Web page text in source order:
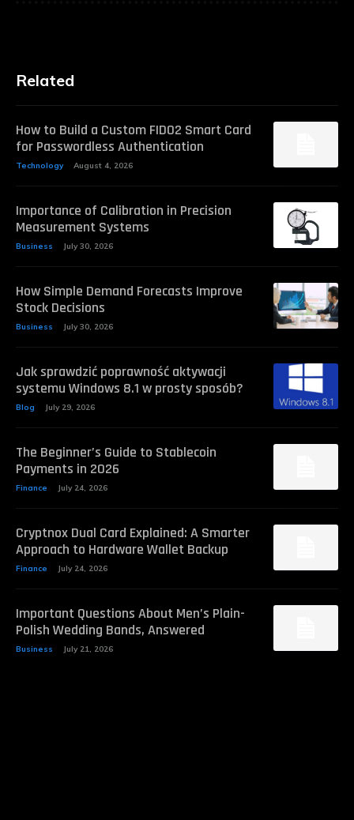
Related
How to Build a Custom FIDO2 Smart Card
for Passwordless Authentication
Technology August 4, 2026
Importance of Calibration in Precision
Measurement Systems
Business July 30, 2026
How Simple Demand Forecasts Improve
Stock Decisions
Business July 30, 2026
Jak sprawdzić poprawność aktywacji
systemu Windows 8.1 w prosty sposób?
Blog July 29, 2026
The Beginner’s Guide to Stablecoin
Payments in 2026
Finance July 24, 2026
Cryptnox Dual Card Explained: A Smarter
Approach to Hardware Wallet Backup
Finance July 24, 2026
Important Questions About Men’s Plain-
Polish Wedding Bands, Answered
Business July 21, 2026